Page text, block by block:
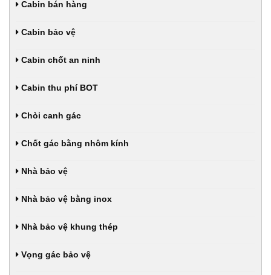
Cabin bán hàng
Cabin bảo vệ
Cabin chốt an ninh
Cabin thu phí BOT
Chòi canh gác
Chốt gác bằng nhôm kính
Nhà bảo vệ
Nhà bảo vệ bằng inox
Nhà bảo vệ khung thép
Vọng gác bảo vệ